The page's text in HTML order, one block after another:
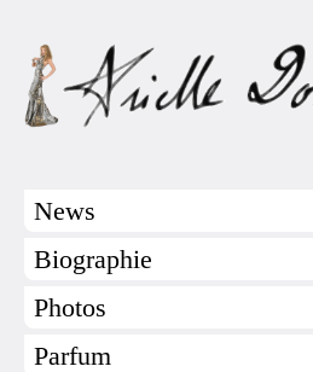
News
Biographie
Photos
Parfum